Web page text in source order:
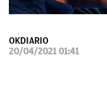
OKDIARIO
20/04/2021 01:41